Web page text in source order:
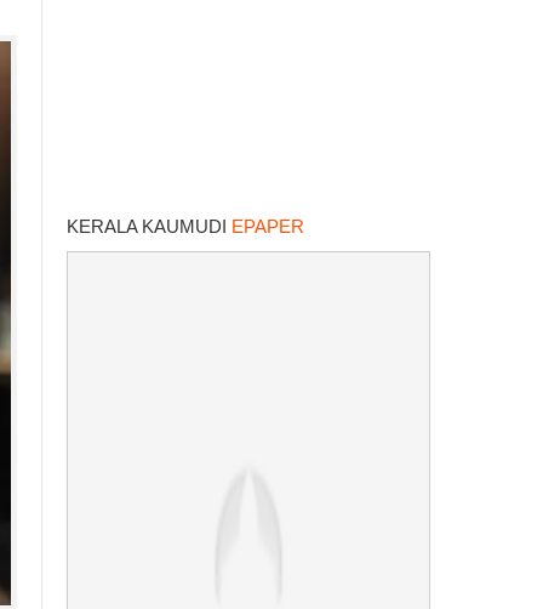
KERALA KAUMUDI EPAPER